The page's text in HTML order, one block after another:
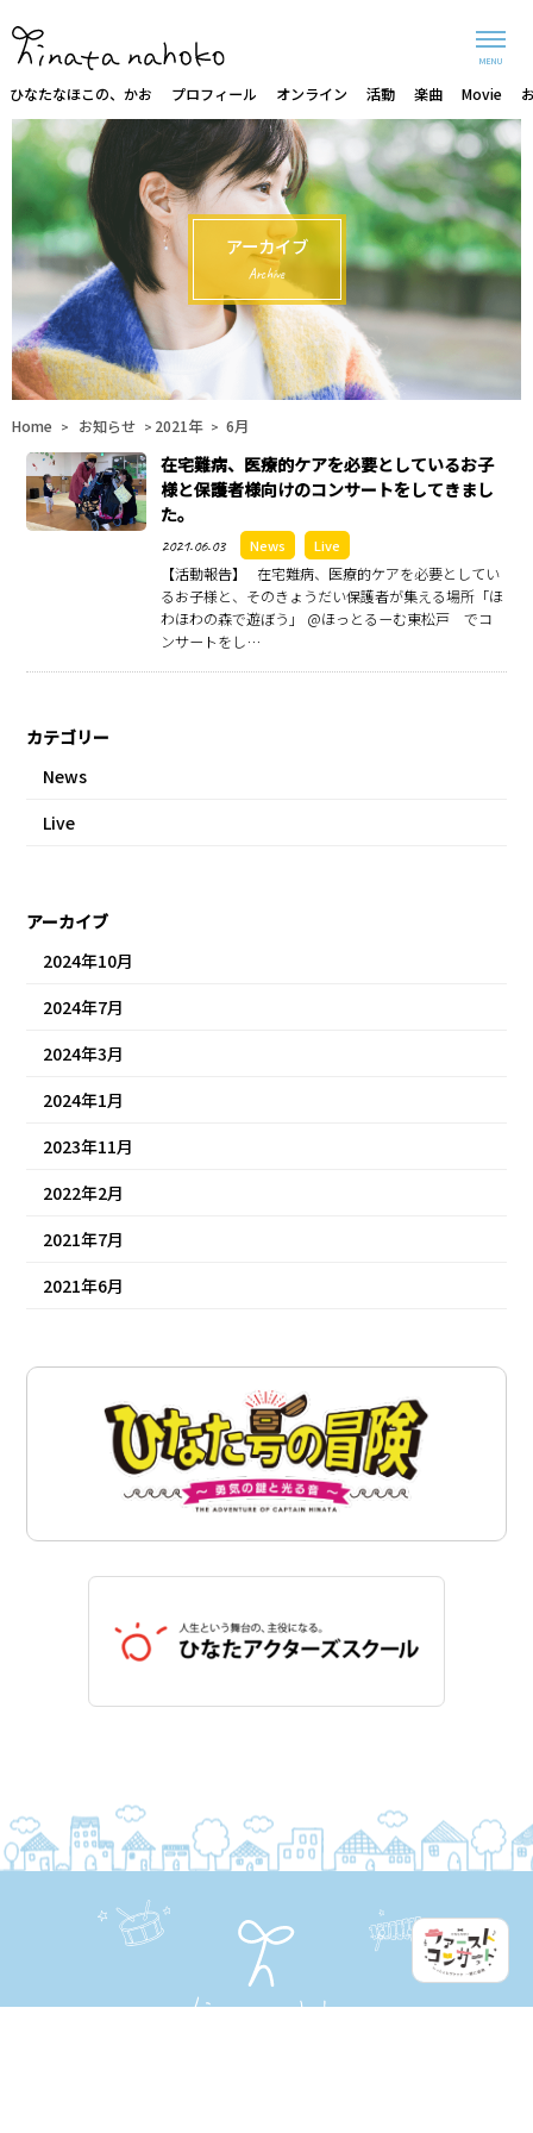
ひなたなほこの、かお プロフィール オンライン 活動 楽曲 Movie
アーカイブ
Archive
MENU
Home > お知らせ > 2021年 > 6月
在宅難病、医療的ケアを必要としているお子
様と保護者様向けのコンサートをしてきまし
た。
2021.06.03 News Live
【活動報告】 在宅難病、医療的ケアを必要としてい
るお子様と、そのきょうだい保護者が集える場所「ほ
わほわの森で遊ぼう」 @ほっとるーむ東松戸 でコ
ンサートをし…
カテゴリー
News
Live
アーカイブ
2024年10月
2024年7月
2024年3月
2024年1月
2023年11月
2022年2月
2021年7月
2021年6月